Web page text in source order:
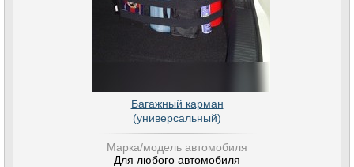
Багажный карман
(универсальный)
Марка/модель автомобиля
Для любого автомобиля